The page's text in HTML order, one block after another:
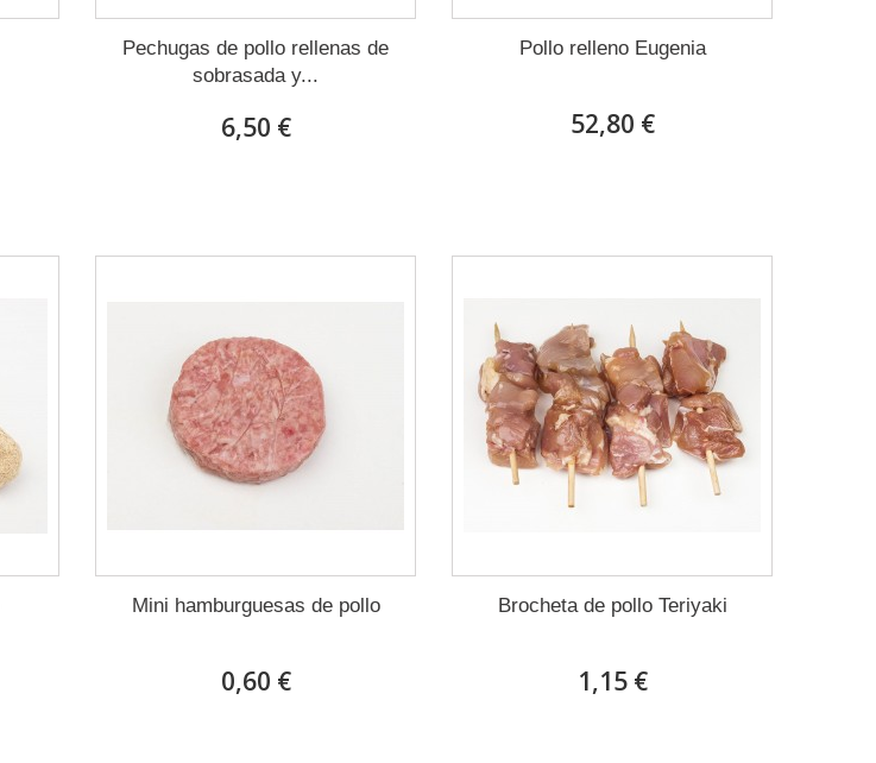
Pechugas de pollo rellenas de
sobrasada y...
6,50 €
Pollo relleno Eugenia
52,80 €
Mini hamburguesas de pollo
0,60 €
Brocheta de pollo Teriyaki
1,15 €